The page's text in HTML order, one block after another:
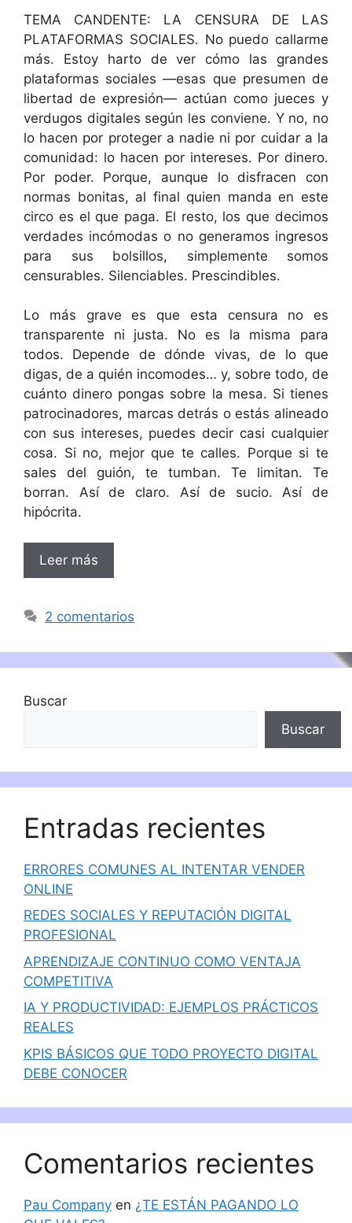
TEMA CANDENTE: LA CENSURA DE LAS
PLATAFORMAS SOCIALES. No puedo callarme
más. Estoy harto de ver cómo las grandes
plataformas sociales —esas que presumen de
libertad de expresión— actúan como jueces y
verdugos digitales según les conviene. Y no, no
lo hacen por proteger a nadie ni por cuidar a la
comunidad: lo hacen por intereses. Por dinero.
Por poder. Porque, aunque lo disfracen con
normas bonitas, al final quien manda en este
circo es el que paga. El resto, los que decimos
verdades incómodas o no generamos ingresos
para sus bolsillos, simplemente somos
censurables. Silenciables. Prescindibles.
Lo más grave es que esta censura no es
transparente ni justa. No es la misma para
todos. Depende de dónde vivas, de lo que
digas, de a quién incomodes… y, sobre todo, de
cuánto dinero pongas sobre la mesa. Si tienes
patrocinadores, marcas detrás o estás alineado
con sus intereses, puedes decir casi cualquier
cosa. Si no, mejor que te calles. Porque si te
sales del guión, te tumban. Te limitan. Te
borran. Así de claro. Así de sucio. Así de
hipócrita.
Leer más
2 comentarios
Buscar
Buscar
Entradas recientes
ERRORES COMUNES AL INTENTAR VENDER
ONLINE
REDES SOCIALES Y REPUTACIÓN DIGITAL
PROFESIONAL
APRENDIZAJE CONTINUO COMO VENTAJA
COMPETITIVA
IA Y PRODUCTIVIDAD: EJEMPLOS PRÁCTICOS
REALES
KPIS BÁSICOS QUE TODO PROYECTO DIGITAL
DEBE CONOCER
Comentarios recientes
Pau Company en ¿TE ESTÁN PAGANDO LO